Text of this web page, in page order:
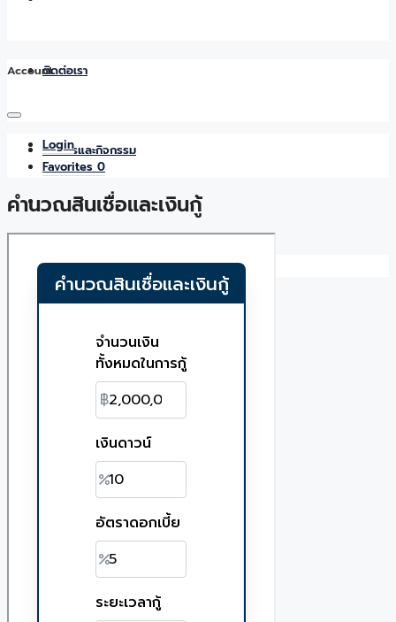
ติดต่อเรา
ข่าวสารและกิจกรรม
Favorites0
Account
Login
Favorites 0
คำนวณสินเชื่อและเงินกู้